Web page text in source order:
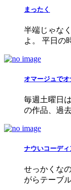
まったく
半端じゃな
よ。 平日の
オマージュで
毎週土曜日
の作品、過
ナウいコーディ
せっかくな
がらテーブ